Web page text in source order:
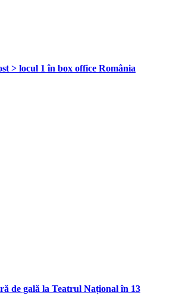
> locul 1 în box office România
de gală la Teatrul Național în 13